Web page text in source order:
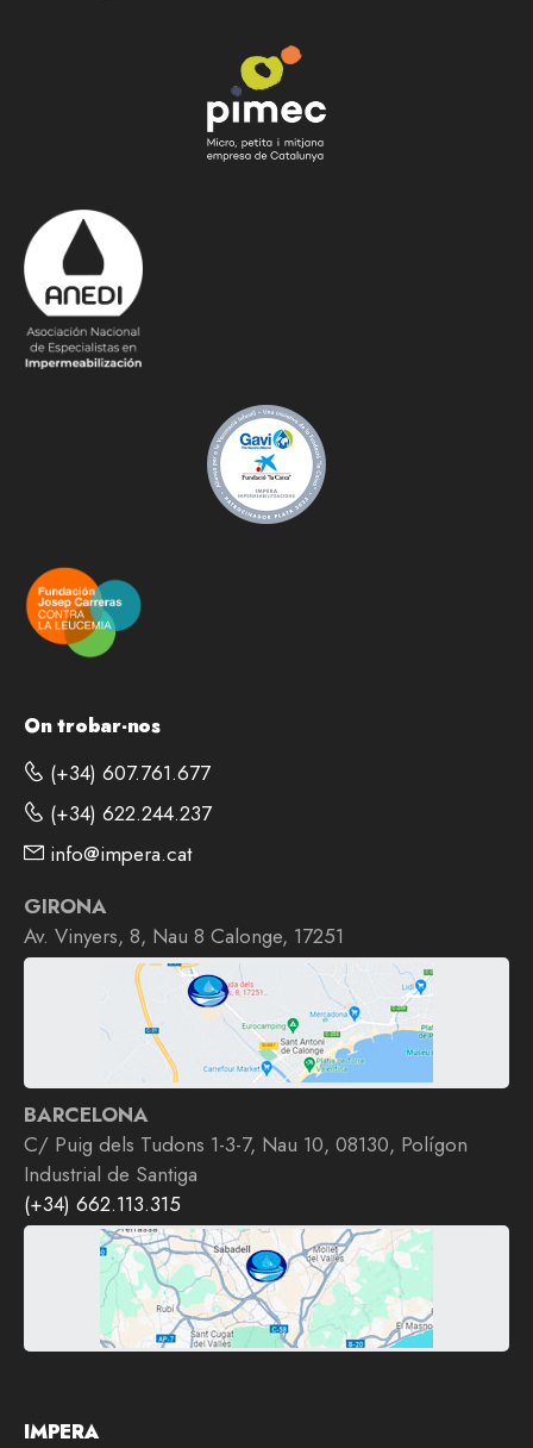
On trobar-nos
(+34) 607.761.677
(+34) 622.244.237
info@impera.cat
GIRONA
Av. Vinyers, 8, Nau 8 Calonge, 17251
BARCELONA
C/ Puig dels Tudons 1-3-7, Nau 10, 08130, Polígon
Industrial de Santiga
(+34) 662.113.315
IMPERA